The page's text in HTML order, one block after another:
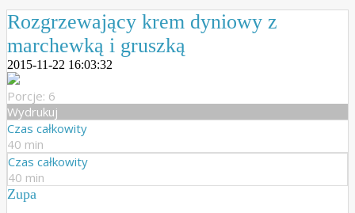
Rozgrzewający krem dyniowy z
marchewką i gruszką
2015-11-22 16:03:32
Porcje: 6
Wydrukuj
Czas całkowity
40 min
Czas całkowity
40 min
Zupa